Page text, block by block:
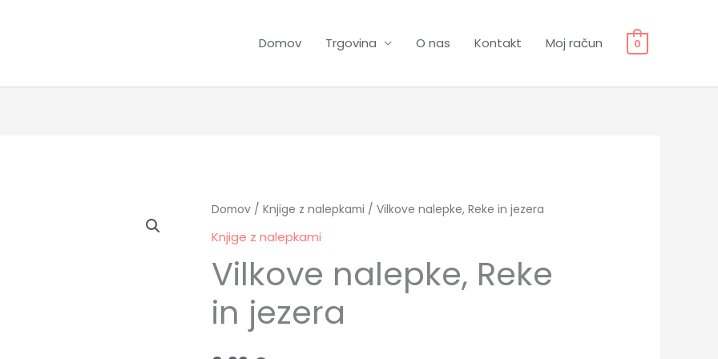
Domov Trgovina O nas Kontakt Moj račun 0
Domov / Knjige z nalepkami / Vilkove nalepke, Reke in jezera
Knjige z nalepkami
Vilkove nalepke, Reke
in jezera
Vilkove
nalepke,
in
jezera
količina